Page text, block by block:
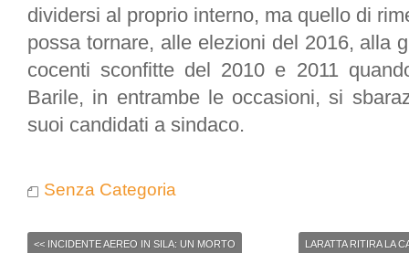
dividersi al proprio interno, ma quello di
possa tornare, alle elezioni del 2016, alla
cocenti sconfitte del 2010 e 2011
Barile, in entrambe le occasioni, si
suoi candidati a sindaco.
Senza Categoria
<< INCIDENTE AEREO IN SILA: UN MORTO LARATTA RITIRA LA